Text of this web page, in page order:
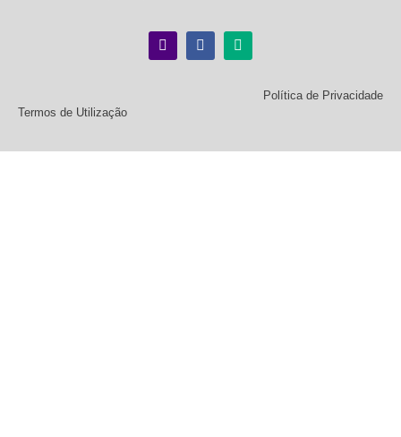
Política de Privacidade
Termos de Utilização